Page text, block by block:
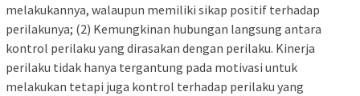
melakukannya, walaupun memiliki sikap positif terhadap
perilakunya; (2) Kemungkinan hubungan langsung antara
kontrol perilaku yang dirasakan dengan perilaku. Kinerja
perilaku tidak hanya tergantung pada motivasi untuk
melakukan tetapi juga kontrol terhadap perilaku yang